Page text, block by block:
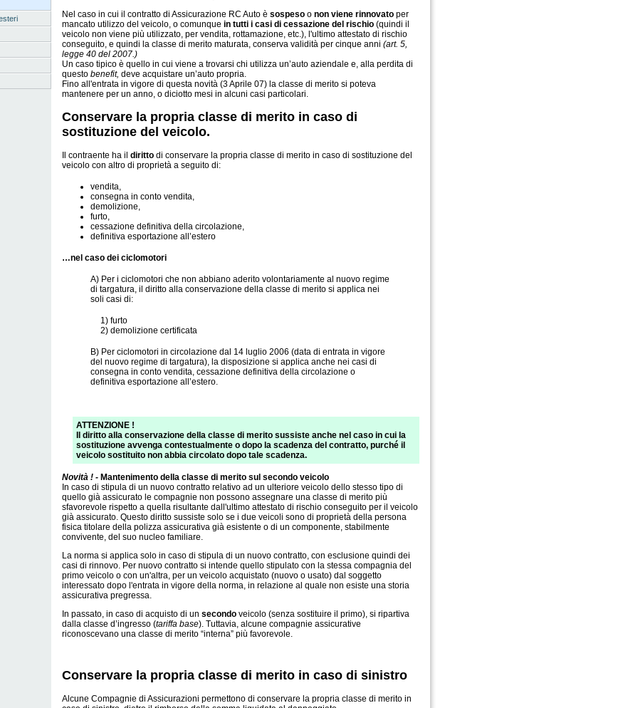
Nel caso in cui il contratto di Assicurazione RC Auto è sospeso o non viene rinnovato per
mancato utilizzo del veicolo, o comunque in tutti i casi di cessazione del rischio (quindi il
veicolo non viene più utilizzato, per vendita, rottamazione, etc.), l'ultimo attestato di rischio
conseguito, e quindi la classe di merito maturata, conserva validità per cinque anni (art. 5,
legge 40 del 2007.)
Un caso tipico è quello in cui viene a trovarsi chi utilizza un’auto aziendale e, alla perdita di
questo benefit, deve acquistare un’auto propria.
Fino all'entrata in vigore di questa novità (3 Aprile 07) la classe di merito si poteva
mantenere per un anno, o diciotto mesi in alcuni casi particolari.
Conservare la propria classe di merito in caso di
sostituzione del veicolo.
Il contraente ha il diritto di conservare la propria classe di merito in caso di sostituzione del
veicolo con altro di proprietà a seguito di:
vendita,
consegna in conto vendita,
demolizione,
furto,
cessazione definitiva della circolazione,
definitiva esportazione all’estero
…nel caso dei ciclomotori
A) Per i ciclomotori che non abbiano aderito volontariamente al nuovo regime
di targatura, il diritto alla conservazione della classe di merito si applica nei
soli casi di:
1) furto
2) demolizione certificata
B) Per ciclomotori in circolazione dal 14 luglio 2006 (data di entrata in vigore
del nuovo regime di targatura), la disposizione si applica anche nei casi di
consegna in conto vendita, cessazione definitiva della circolazione o
definitiva esportazione all’estero.
ATTENZIONE !
Il diritto alla conservazione della classe di merito sussiste anche nel caso in cui la
sostituzione avvenga contestualmente o dopo la scadenza del contratto, purché il
veicolo sostituito non abbia circolato dopo tale scadenza.
Novità ! - Mantenimento della classe di merito sul secondo veicolo
In caso di stipula di un nuovo contratto relativo ad un ulteriore veicolo dello stesso tipo di
quello già assicurato le compagnie non possono assegnare una classe di merito più
sfavorevole rispetto a quella risultante dall'ultimo attestato di rischio conseguito per il veicolo
già assicurato. Questo diritto sussiste solo se i due veicoli sono di proprietà della persona
fisica titolare della polizza assicurativa già esistente o di un componente, stabilmente
convivente, del suo nucleo familiare.
La norma si applica solo in caso di stipula di un nuovo contratto, con esclusione quindi dei
casi di rinnovo. Per nuovo contratto si intende quello stipulato con la stessa compagnia del
primo veicolo o con un'altra, per un veicolo acquistato (nuovo o usato) dal soggetto
interessato dopo l'entrata in vigore della norma, in relazione al quale non esiste una storia
assicurativa pregressa.
In passato, in caso di acquisto di un secondo veicolo (senza sostituire il primo), si ripartiva
dalla classe d’ingresso (tariffa base). Tuttavia, alcune compagnie assicurative
riconoscevano una classe di merito “interna” più favorevole.
Conservare la propria classe di merito in caso di sinistro
Alcune Compagnie di Assicurazioni permettono di conservare la propria classe di merito in